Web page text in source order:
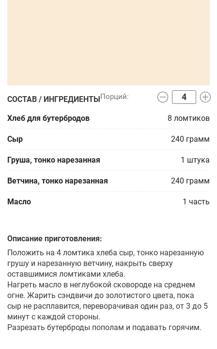
СОСТАВ / ИНГРЕДИЕНТЫ
Хлеб для бутербродов 8 ломтиков
Сыр 240 грамм
Груша, тонко нарезанная 1 штука
Ветчина, тонко нарезанная 240 грамм
Масло 1 часть
Описание приготовления:
Положить на 4 ломтика хлеба сыр, тонко нарезанную
грушу и нарезанную ветчину, накрыть сверху
оставшимися ломтиками хлеба.
Нагреть масло в неглубокой сковороде на среднем
огне. Жарить сэндвичи до золотистого цвета, пока
сыр не расплавится, переворачивая один раз, от 3 до 5
минут с каждой стороны.
Разрезать бутерброды пополам и подавать горячим.